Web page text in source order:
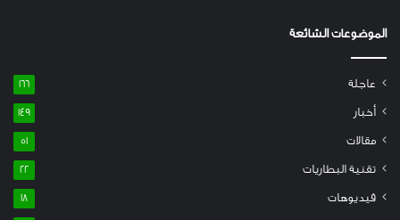
الموضوعات الشائعة
عاجلة 166
أخبار 149
مقالات 51
تقنية البطاريات 22
فيديوهات 18